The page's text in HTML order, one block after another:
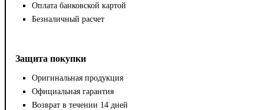
Оплата банковской картой
Безналичный расчет
Защита покупки
Оригинальная продукция
Официальная гарантия
Возврат в течении 14 дней